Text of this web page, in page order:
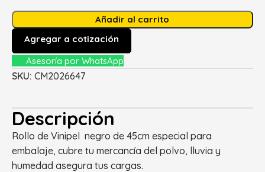
Añadir al carrito
Agregar a cotización
Asesoría por WhatsApp
SKU: CM2026647
Descripción
Rollo de Vinipel negro de 45cm especial para
embalaje, cubre tu mercancía del polvo, lluvia y
humedad asegura tus cargas.